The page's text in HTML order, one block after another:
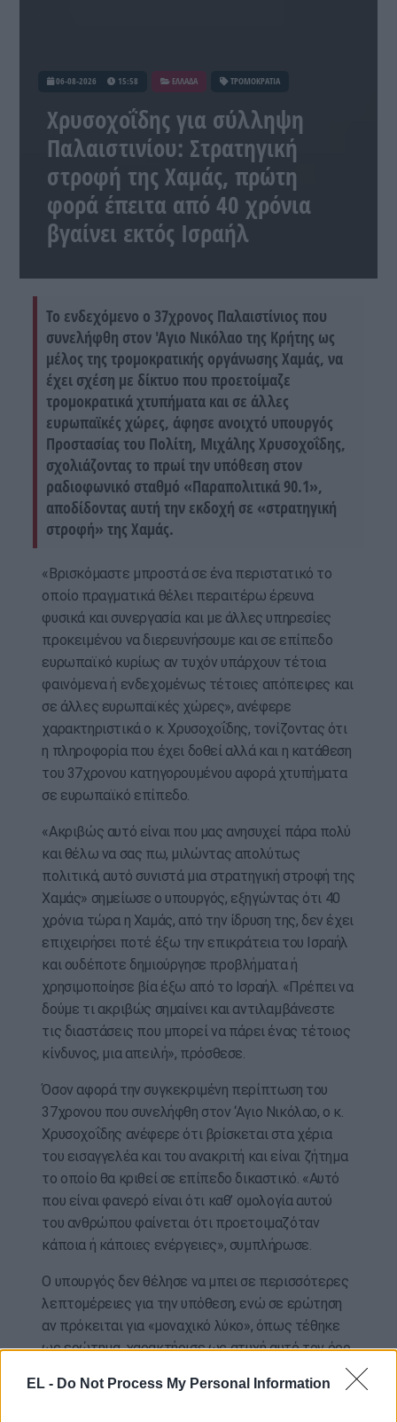
EL - Do Not Process My Personal Information
06-08-2026 15:58 ΕΛΛΑΔΑ ΤΡΟΜΟΚΡΑΤΙΑ
Χρυσοχοΐδης για σύλληψη
Παλαιστινίου: Στρατηγική
στροφή της Χαμάς, πρώτη
φορά έπειτα από 40 χρόνια
βγαίνει εκτός Ισραήλ
Το ενδεχόμενο ο 37χρονος Παλαιστίνιος που
συνελήφθη στον 'Αγιο Νικόλαο της Κρήτης ως
μέλος της τρομοκρατικής οργάνωσης Χαμάς, να
έχει σχέση με δίκτυο που προετοίμαζε
τρομοκρατικά χτυπήματα και σε άλλες
ευρωπαϊκές χώρες, άφησε ανοιχτό υπουργός
Προστασίας του Πολίτη, Μιχάλης Χρυσοχοΐδης,
σχολιάζοντας το πρωί την υπόθεση στον
ραδιοφωνικό σταθμό «Παραπολιτικά 90.1»,
αποδίδοντας αυτή την εκδοχή σε «στρατηγική
στροφή» της Χαμάς.
«Βρισκόμαστε μπροστά σε ένα περιστατικό το
οποίο πραγματικά θέλει περαιτέρω έρευνα
φυσικά και συνεργασία και με άλλες υπηρεσίες
προκειμένου να διερευνήσουμε και σε επίπεδο
ευρωπαϊκό κυρίως αν τυχόν υπάρχουν τέτοια
φαινόμενα ή ενδεχομένως τέτοιες απόπειρες και
σε άλλες ευρωπαϊκές χώρες», ανέφερε
χαρακτηριστικά ο κ. Χρυσοχοΐδης, τονίζοντας ότι
η πληροφορία που έχει δοθεί αλλά και η κατάθεση
του 37χρονου κατηγορουμένου αφορά χτυπήματα
σε ευρωπαϊκό επίπεδο.
«Ακριβώς αυτό είναι που μας ανησυχεί πάρα πολύ
και θέλω να σας πω, μιλώντας απολύτως
πολιτικά, αυτό συνιστά μια στρατηγική στροφή της
Χαμάς» σημείωσε ο υπουργός, εξηγώντας ότι 40
χρόνια τώρα η Χαμάς, από την ίδρυση της, δεν έχει
επιχειρήσει ποτέ έξω την επικράτεια του Ισραήλ
και ουδέποτε δημιούργησε προβλήματα ή
χρησιμοποίησε βία έξω από το Ισραήλ. «Πρέπει να
δούμε τι ακριβώς σημαίνει και αντιλαμβάνεστε
τις διαστάσεις που μπορεί να πάρει ένας τέτοιος
κίνδυνος, μια απειλή», πρόσθεσε.
Όσον αφορά την συγκεκριμένη περίπτωση του
37χρονου που συνελήφθη στον ‘Αγιο Νικόλαο, ο κ.
Χρυσοχοΐδης ανέφερε ότι βρίσκεται στα χέρια
του εισαγγελέα και του ανακριτή και είναι ζήτημα
το οποίο θα κριθεί σε επίπεδο δικαστικό. «Αυτό
που είναι φανερό είναι ότι καθ’ ομολογία αυτού
του ανθρώπου φαίνεται ότι προετοιμαζόταν
κάποια ή κάποιες ενέργειες», συμπλήρωσε.
Ο υπουργός δεν θέλησε να μπει σε περισσότερες
λεπτομέρειες για την υπόθεση, ενώ σε ερώτηση
αν πρόκειται για «μοναχικό λύκο», όπως τέθηκε
ως ερώτημα, χαρακτήρισε ως ατυχή αυτό τον όρο.
ενέργεια, χρειάζονται πάρα πολλά πράγματα,